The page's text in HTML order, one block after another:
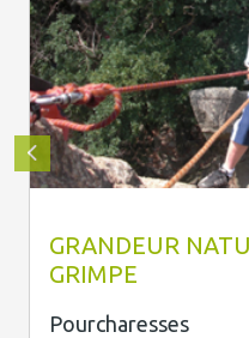
GRANDEUR
GRIMPE
Pourcharesses